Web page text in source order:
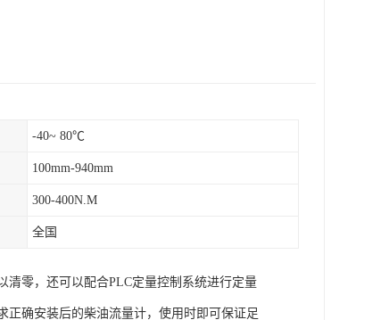
-40~ 80℃
100mm-940mm
300-400N.M
全国
清零，还可以配合PLC定量控制系统进行定量
正确安装后的柴油流量计，使用时即可保证足